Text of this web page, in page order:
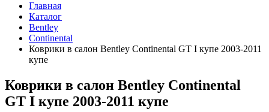
Главная
Каталог
Bentley
Continental
Коврики в салон Bentley Continental GT I купе 2003-2011
купе
Коврики в салон Bentley Continental
GT I купе 2003-2011 купе